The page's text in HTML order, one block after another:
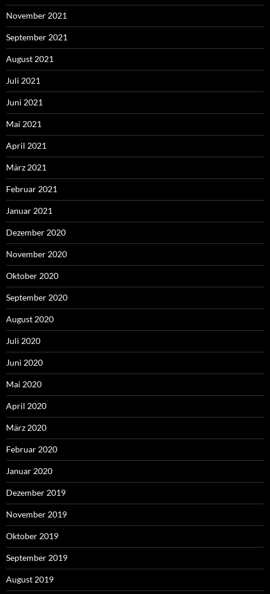
November 2021
September 2021
August 2021
Juli 2021
Juni 2021
Mai 2021
April 2021
März 2021
Februar 2021
Januar 2021
Dezember 2020
November 2020
Oktober 2020
September 2020
August 2020
Juli 2020
Juni 2020
Mai 2020
April 2020
März 2020
Februar 2020
Januar 2020
Dezember 2019
November 2019
Oktober 2019
September 2019
August 2019